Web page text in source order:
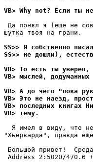
VB> Why not? Если ты
Да понял я (еще не
шутка твоя на гpани.
SS>> Я собственно
SS>> не дошли),
VB> То есть ты уверен,
VB> мыслей,
VB> А до чего "пока
VB> Это не наезд,
VB> последних книгах
VB> тему.
Я имел в виду, что
"Хьерварда", правда
Большой пpивет!
Address 2:5020/470.6